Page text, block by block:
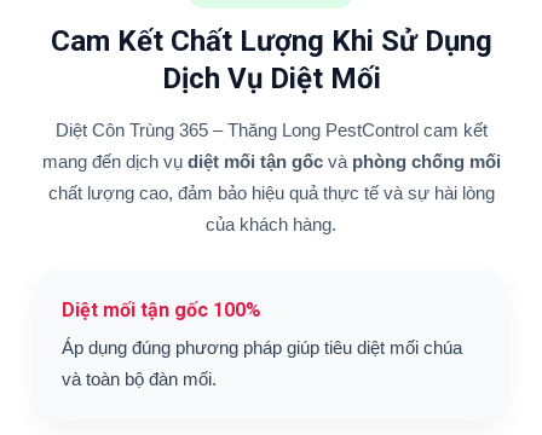
Cam Kết Chất Lượng Khi Sử Dụng
Dịch Vụ Diệt Mối
Diệt Côn Trùng 365 – Thăng Long PestControl cam kết
mang đến dịch vụ diệt mối tận gốcvà phòng chống mối
chất lượng cao, đảm bảo hiệu quả thực tế và sự hài lòng
của khách hàng.
Diệt mối tận gốc 100%
Áp dụng đúng phương pháp giúp tiêu diệt mối chúa
và toàn bộ đàn mối.